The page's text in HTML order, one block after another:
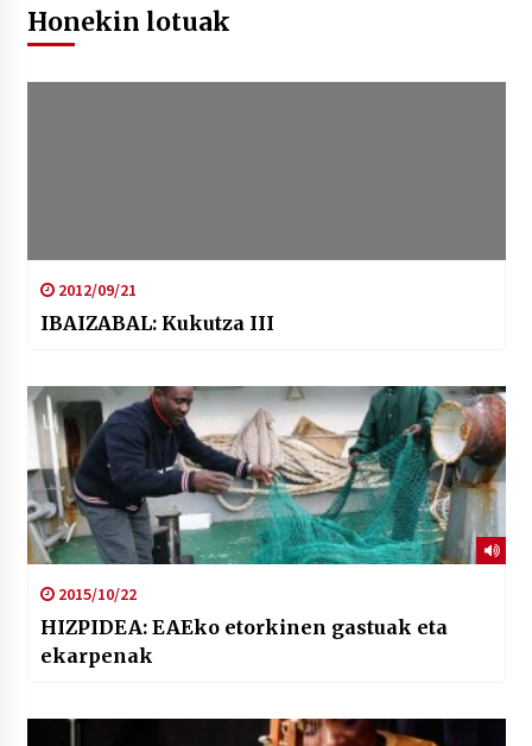
Honekin lotuak
2012/09/21
IBAIZABAL: Kukutza III
2015/10/22
HIZPIDEA: EAEko etorkinen gastuak eta
ekarpenak